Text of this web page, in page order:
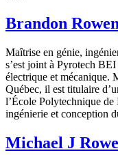
Brandon
Maîtrise en génie,
s’est joint à Pyrotech
électrique et mécanique.
Québec, il est titulaire
l’École Polytechnique de
ingénierie et conception
Michael J